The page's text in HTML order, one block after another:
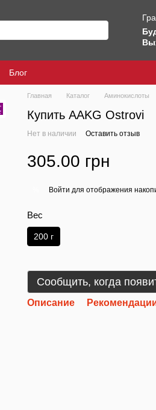
Блог
Главная Каталог Аминокислоты
Купить AAKG Ostrovi
Нет в наличии Оставить отзыв
305.00 грн
Войти для отображения
Вес
200 г
Сообщить, когда
Описание